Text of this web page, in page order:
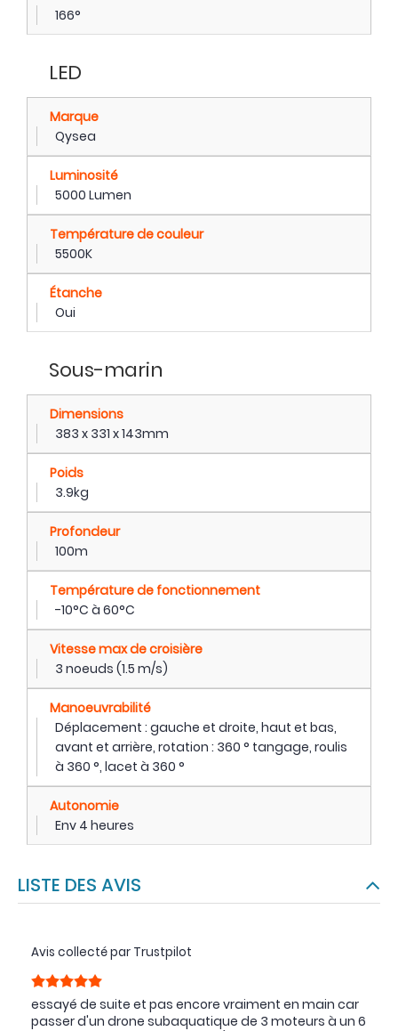
166°
LED
Marque
Qysea
Luminosité
5000 Lumen
Température de couleur
5500K
Étanche
Oui
Sous-marin
Dimensions
383 x 331 x 143mm
Poids
3.9kg
Profondeur
100m
Température de fonctionnement
-10°C à 60°C
Vitesse max de croisière
3 noeuds (1.5 m/s)
Manoeuvrabilité
Déplacement : gauche et droite, haut et bas,
avant et arrière, rotation : 360 ° tangage, roulis
à 360 °, lacet à 360 °
Autonomie
Env 4 heures
LISTE DES AVIS
Avis collecté par Trustpilot
essayé de suite et pas encore vraiment en main car
passer d'un drone subaquatique de 3 moteurs à un 6